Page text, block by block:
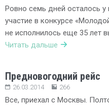
Ровно семь дней осталось
участие в конкурсе
не исполнилось еще 35 лет
Читать дальше
Предновогодний рейс
26.03.2014 266
Все, приехал с Москвы.